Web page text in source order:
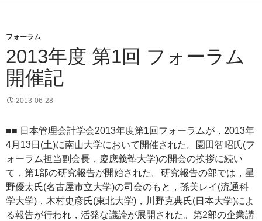
フォーラム
2013年度 第1回 フォーラム
開催記
2013-06-28
■■ 日本管理会計学会2013年度第1回フォーラムが，2013年
4月13日(土)に南山大学において開催された。園田智昭氏(フ
ォーラム担当副会長，慶應義塾大学)の開会の挨拶に続い
て，第1部の研究報告が開始された。研究報告の部では，星
野優太氏(名古屋市立大学)の司会のもと，孫美レイ(流通科
学大学)，木村史彦氏(東北大学)，川野克典氏(日本大学)によ
る報告が行われ，活発な議論が展開された。第2部の企業講